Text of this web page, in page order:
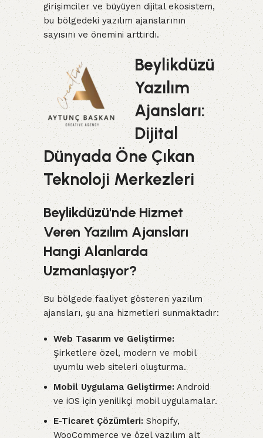
girişimciler ve büyüyen dijital ekosistem,
bu bölgedeki yazılım ajanslarının
sayısını ve önemini arttırdı.
Beylikdüzü
Yazılım
Ajansları:
Dijital
Dünyada Öne Çıkan
Teknoloji Merkezleri
Beylikdüzü'nde Hizmet
Veren Yazılım Ajansları
Hangi Alanlarda
Uzmanlaşıyor?
Bu bölgede faaliyet gösteren yazılım
ajansları, şu ana hizmetleri sunmaktadır:
Web Tasarım ve Geliştirme:
Şirketlere özel, modern ve mobil
uyumlu web siteleri oluşturma.
Mobil Uygulama Geliştirme: Android
ve iOS için yenilikçi mobil uygulamalar.
E-Ticaret Çözümleri: Shopify,
WooCommerce ve özel yazılım alt